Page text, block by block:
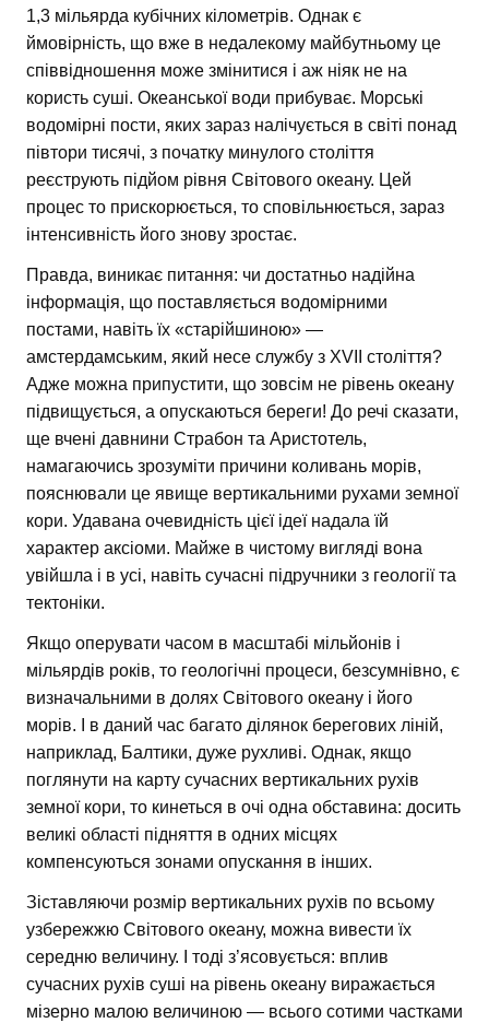
1,3 мільярда кубічних кілометрів. Однак є
ймовірність, що вже в недалекому майбутньому це
співвідношення може змінитися і аж ніяк не на
користь суші. Океанської води прибуває. Морські
водомірні пости, яких зараз налічується в світі понад
півтори тисячі, з початку минулого століття
реєструють підйом рівня Світового океану. Цей
процес то прискорюється, то сповільнюється, зараз
інтенсивність його знову зростає.
Правда, виникає питання: чи достатньо надійна
інформація, що поставляється водомірними
постами, навіть їх «старійшиною» —
амстердамським, який несе службу з XVII століття?
Адже можна припустити, що зовсім не рівень океану
підвищується, а опускаються береги! До речі сказати,
ще вчені давнини Страбон та Аристотель,
намагаючись зрозуміти причини коливань морів,
пояснювали це явище вертикальними рухами земної
кори. Удавана очевидність цієї ідеї надала їй
характер аксіоми. Майже в чистому вигляді вона
увійшла і в усі, навіть сучасні підручники з геології та
тектоніки.
Якщо оперувати часом в масштабі мільйонів і
мільярдів років, то геологічні процеси, безсумнівно, є
визначальними в долях Світового океану і його
морів. І в даний час багато ділянок берегових ліній,
наприклад, Балтики, дуже рухливі. Однак, якщо
поглянути на карту сучасних вертикальних рухів
земної кори, то кинеться в очі одна обставина: досить
великі області підняття в одних місцях
компенсуються зонами опускання в інших.
Зіставляючи розмір вертикальних рухів по всьому
узбережжю Світового океану, можна вивести їх
середню величину. І тоді з’ясовується: вплив
сучасних рухів суші на рівень океану виражається
мізерно малою величиною — всього сотими частками